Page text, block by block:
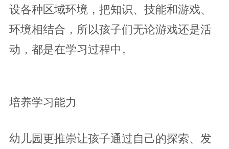
设各种区域环境，把知识、技能和游戏、
环境相结合，所以孩子们无论游戏还是活
动，都是在学习过程中。
培养学习能力
幼儿园更推崇让孩子通过自己的探索、发